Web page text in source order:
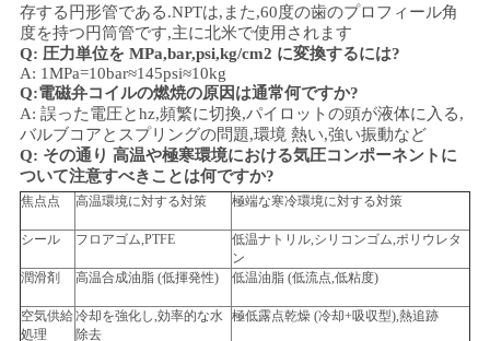
存する円形管である.NPTは,また,60度の歯のプロフィール角
度を持つ円筒管です,主に北米で使用されます
Q: 圧力単位を MPa,bar,psi,kg/cm2 に変換するには?
A: 1MPa=10bar≈145psi≈10kg
Q:電磁弁コイルの燃焼の原因は通常何ですか?
A: 誤った電圧とhz,頻繁に切換,パイロットの頭が液体に入る,
バルブコアとスプリングの問題,環境 熱い,強い振動など
Q: その通り 高温や極寒環境における気圧コンポーネントに
ついて注意すべきことは何ですか?
焦点点 高温環境に対する対策 極端な寒冷環境に対する対策
シール フロアゴム,PTFE
低温ナトリル,シリコンゴム,ポリウレタ
ン
潤滑剤
高温合成油脂 (低揮発性) 低温油脂 (低流点,低粘度)
空気供給
処理
冷却を強化し,効率的な水
除去
極低露点乾燥 (冷却+吸収型),熱追跡